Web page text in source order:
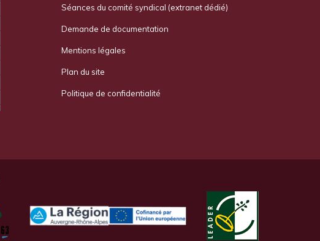
Séances du comité syndical (extranet dédié)
Demande de documentation
Mentions légales
Plan du site
Politique de confidentialité